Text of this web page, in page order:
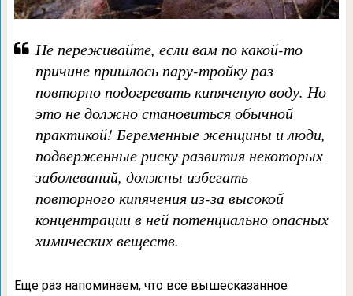
Не переживайте, если вам по какой-то
причине пришлось пару-тройку раз
повторно подогревать кипяченую воду. Но
это не должно становиться обычной
практикой! Беременные женщины и люди,
подверженные риску развития некоторых
заболеваний, должны избегать
повторного кипячения из-за высокой
концентрации в ней потенциально опасных
химических веществ.
Еще раз напоминаем, что все вышесказанное